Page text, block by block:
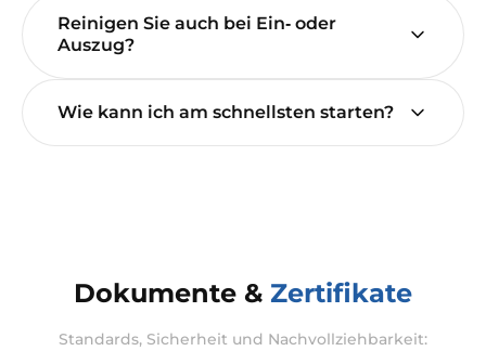
Reinigen Sie auch bei Ein‑ oder
Auszug?
Wie kann ich am schnellsten starten?
Dokumente & Zertifikate
Standards, Sicherheit und Nachvollziehbarkeit: